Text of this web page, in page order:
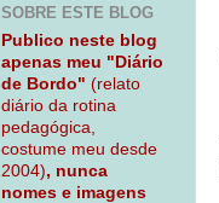
SOBRE ESTE BLOG
Publico neste blog
apenas meu "Diário
de Bordo" (relato
diário da rotina
pedagógica,
costume meu desde
2004), nunca
nomes e imagens